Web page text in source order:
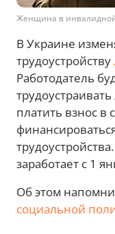
Женщина в инвалидной
В Украине
трудоустройству
Работодатель
платить взнос в
заработает с 1
Об этом
социальной